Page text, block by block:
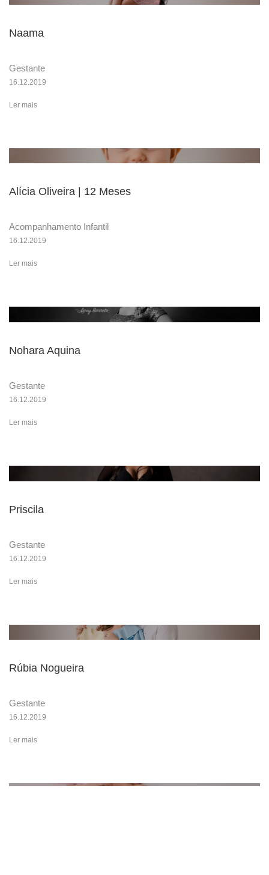
Naama
Gestante
16.12.2019
Ler mais
Alícia Oliveira | 12 Meses
Acompanhamento Infantil
16.12.2019
Ler mais
Nohara Aquina
Gestante
16.12.2019
Ler mais
Priscila
Gestante
16.12.2019
Ler mais
Rúbia Nogueira
Gestante
16.12.2019
Ler mais